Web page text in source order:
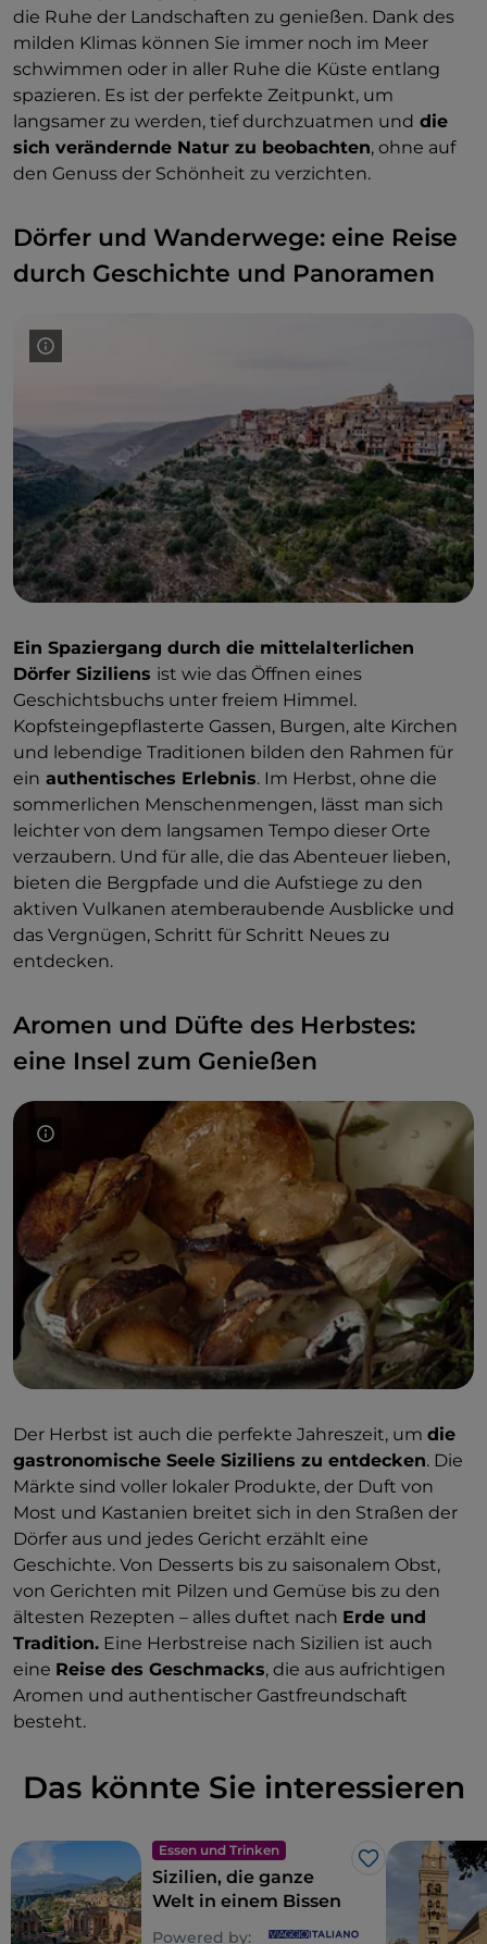
die Ruhe der Landschaften zu genießen. Dank des
milden Klimas können Sie immer noch im Meer
schwimmen oder in aller Ruhe die Küste entlang
spazieren. Es ist der perfekte Zeitpunkt, um
langsamer zu werden, tief durchzuatmen und die
sich verändernde Natur zu beobachten, ohne auf
den Genuss der Schönheit zu verzichten.
Dörfer und Wanderwege: eine Reise
durch Geschichte und Panoramen
Ein Spaziergang durch die mittelalterlichen
Dörfer Siziliens ist wie das Öffnen eines
Geschichtsbuchs unter freiem Himmel.
Kopfsteingepflasterte Gassen, Burgen, alte Kirchen
und lebendige Traditionen bilden den Rahmen für
ein authentisches Erlebnis. Im Herbst, ohne die
sommerlichen Menschenmengen, lässt man sich
leichter von dem langsamen Tempo dieser Orte
verzaubern. Und für alle, die das Abenteuer lieben,
bieten die Bergpfade und die Aufstiege zu den
aktiven Vulkanen atemberaubende Ausblicke und
das Vergnügen, Schritt für Schritt Neues zu
entdecken.
Aromen und Düfte des Herbstes:
eine Insel zum Genießen
Der Herbst ist auch die perfekte Jahreszeit, um die
gastronomische Seele Siziliens zu entdecken. Die
Märkte sind voller lokaler Produkte, der Duft von
Most und Kastanien breitet sich in den Straßen der
Dörfer aus und jedes Gericht erzählt eine
Geschichte. Von Desserts bis zu saisonalem Obst,
von Gerichten mit Pilzen und Gemüse bis zu den
ältesten Rezepten – alles duftet nach Erde und
Tradition. Eine Herbstreise nach Sizilien ist auch
eine Reise des Geschmacks, die aus aufrichtigen
Aromen und authentischer Gastfreundschaft
besteht.
Das könnte Sie interessieren
Essen und Trinken
Like
Sizilien, die ganze
Welt in einem Bissen
Powered by: